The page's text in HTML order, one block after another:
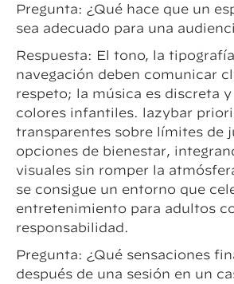
Pregunta: ¿Qué hace que un
sea adecuado para una
Respuesta: El tono, la
navegación deben comunicar
respeto; la música es discreta
colores infantiles. lazybar
transparentes sobre límites de
opciones de bienestar,
visuales sin romper la
se consigue un entorno que
entretenimiento para adultos
responsabilidad.
Pregunta: ¿Qué sensaciones
después de una sesión en un